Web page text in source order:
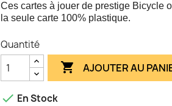
Ces cartes à jouer de prestige Bicycle
la seule carte 100% plastique.
Quantité
 AJOUTER AU
 En Stock